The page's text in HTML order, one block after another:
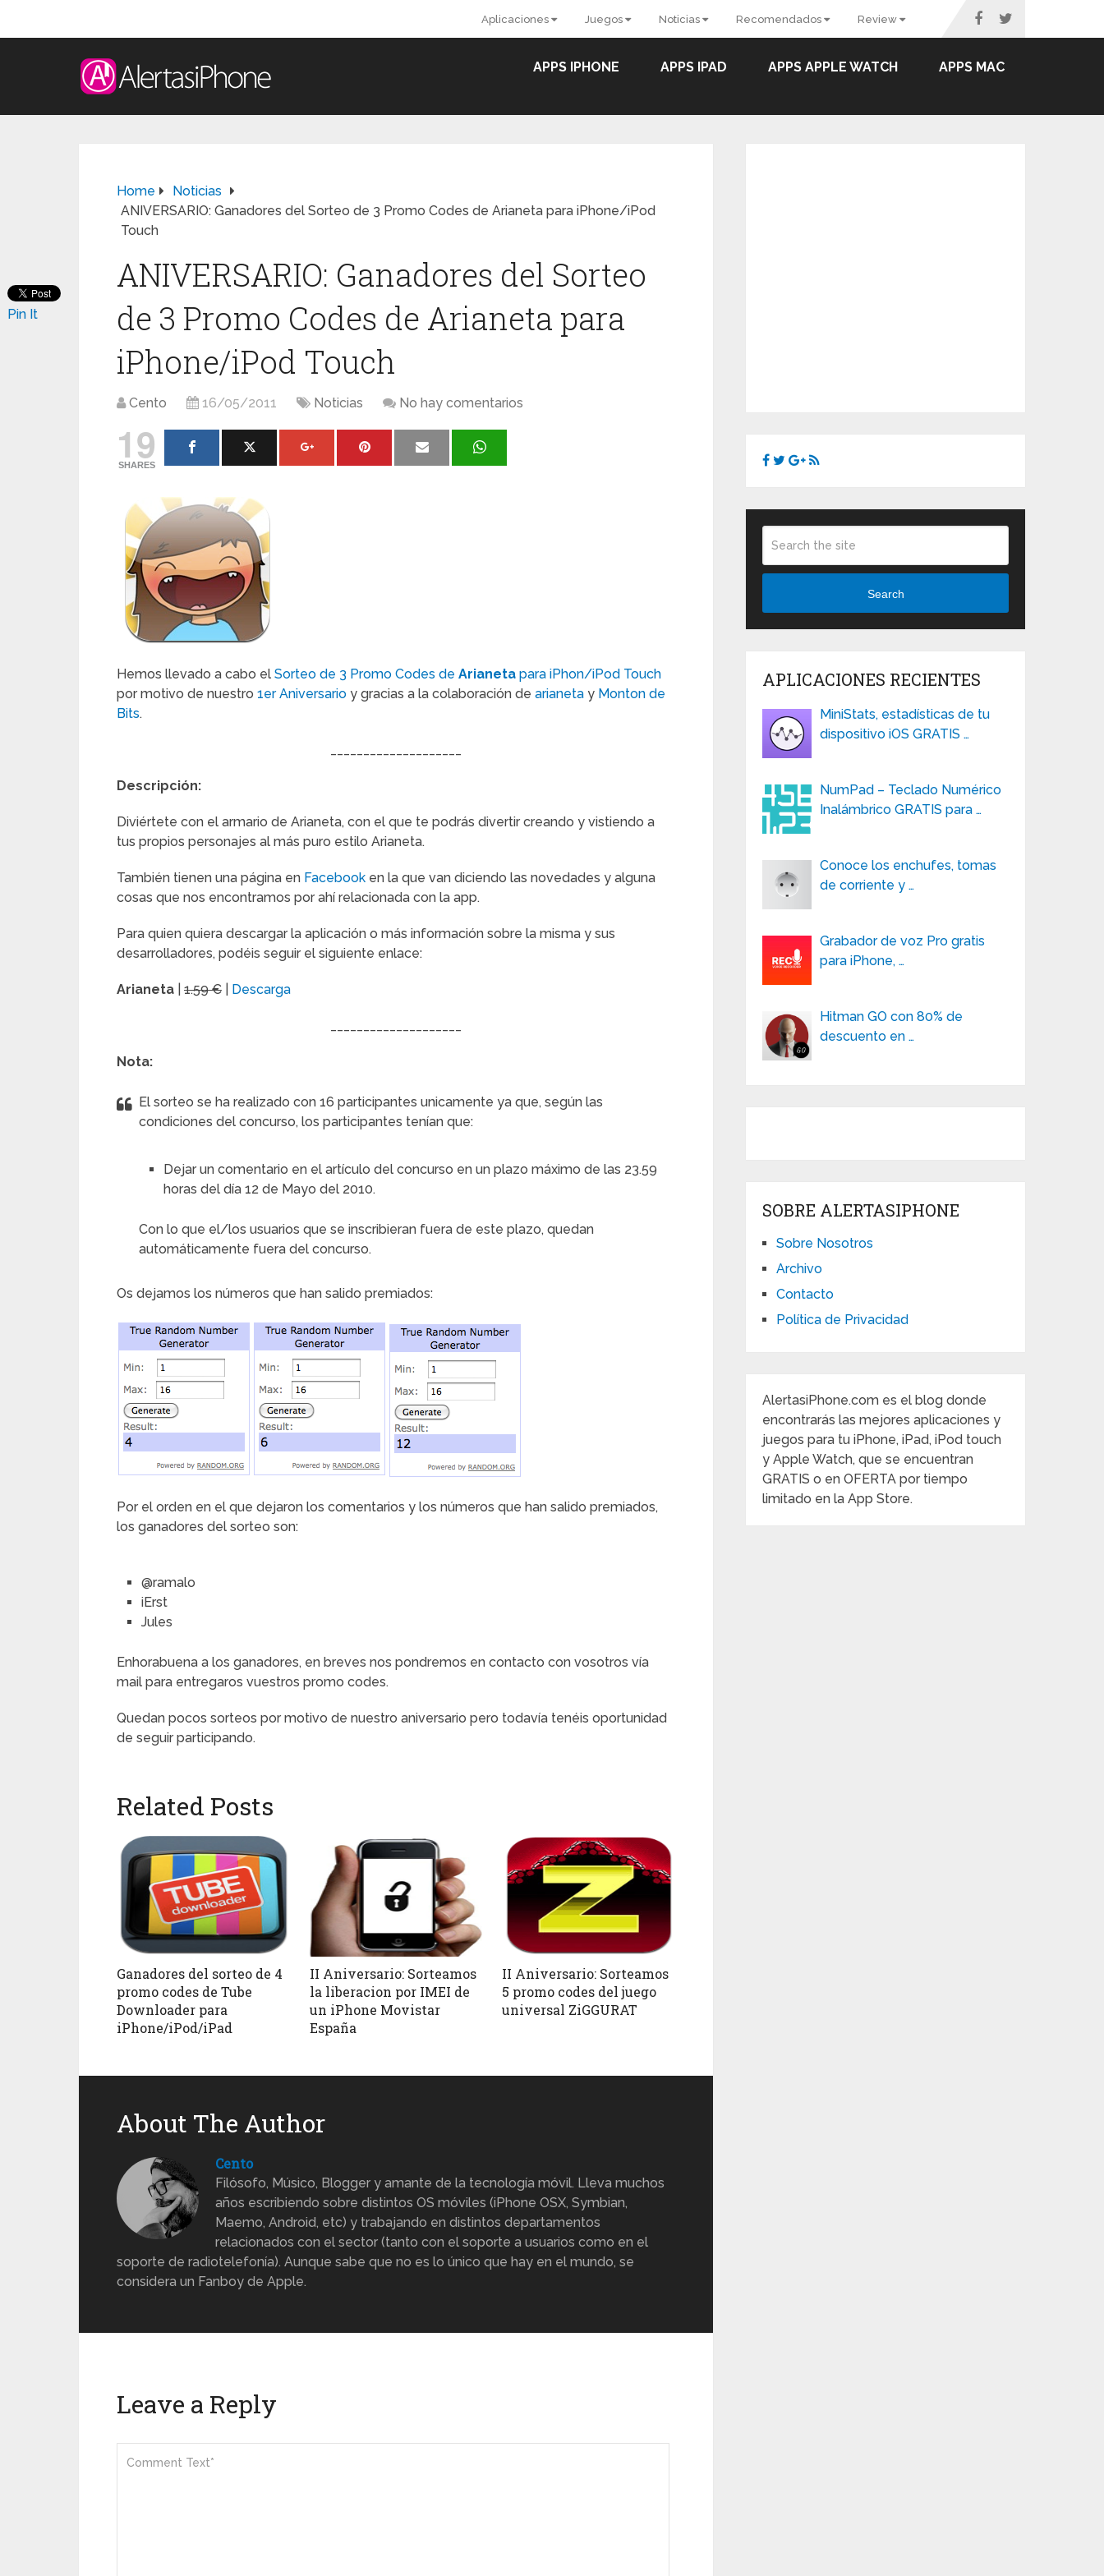
Aplicaciones Juegos Noticias Recomendados Review
APPS IPHONE APPS IPAD APPS APPLE WATCH APPS MAC
Home
Noticias
ANIVERSARIO: Ganadores del Sorteo de 3 Promo Codes de Arianeta para iPhone/iPod
Touch
ANIVERSARIO: Ganadores del Sorteo
de 3 Promo Codes de Arianeta para
iPhone/iPod Touch
Cento 16/05/2011 Noticias No hay comentarios
19
SHARES
Hemos llevado a cabo el Sorteo de 3 Promo Codes de Arianeta para iPhon/iPod Touch
por motivo de nuestro 1er Aniversario y gracias a la colaboración de arianeta y Monton de
Bits.
Descripción:
Diviértete con el armario de Arianeta, con el que te podrás divertir creando y vistiendo a
tus propios personajes al más puro estilo Arianeta.
También tienen una página en Facebook en la que van diciendo las novedades y alguna
cosas que nos encontramos por ahí relacionada con la app.
Para quien quiera descargar la aplicación o más información sobre la misma y sus
desarrolladores, podéis seguir el siguiente enlace:
Arianeta 1.59 € Descarga
Nota:
El sorteo se ha realizado con 16 participantes unicamente ya que, según las
condiciones del concurso, los participantes tenían que:
Dejar un comentario en el artículo del concurso en un plazo máximo de las 23.59
horas del día 12 de Mayo del 2010.
Con lo que el/los usuarios que se inscribieran fuera de este plazo, quedan
automáticamente fuera del concurso.
Os dejamos los números que han salido premiados:
Por el orden en el que dejaron los comentarios y los números que han salido premiados,
los ganadores del sorteo son:
@ramalo
iErst
Jules
Enhorabuena a los ganadores, en breves nos pondremos en contacto con vosotros vía
mail para entregaros vuestros promo codes.
Quedan pocos sorteos por motivo de nuestro aniversario pero todavía tenéis oportunidad
de seguir participando.
Pin It
Related Posts
Ganadores del sorteo de 4
promo codes de Tube
Downloader para
iPhone/iPod/iPad
II Aniversario: Sorteamos
la liberacion por IMEI de
un iPhone Movistar
España
II Aniversario: Sorteamos
5 promo codes del juego
universal ZiGGURAT
About The Author
Cento
Filósofo, Músico, Blogger y amante de la tecnología móvil. Lleva muchos
años escribiendo sobre distintos OS móviles (iPhone OSX, Symbian,
Maemo, Android, etc) y trabajando en distintos departamentos
relacionados con el sector (tanto con el soporte a usuarios como en el
soporte de radiotelefonía). Aunque sabe que no es lo único que hay en el mundo, se
considera un Fanboy de Apple.
Leave a Reply
Search
APLICACIONES RECIENTES
MiniStats, estadísticas de tu
dispositivo iOS GRATIS …
NumPad – Teclado Numérico
Inalámbrico GRATIS para …
Conoce los enchufes, tomas
de corriente y …
Grabador de voz Pro gratis
para iPhone, …
Hitman GO con 80% de
descuento en …
SOBRE ALERTASIPHONE
Sobre Nosotros
Archivo
Contacto
Política de Privacidad
AlertasiPhone.com es el blog donde
encontrarás las mejores aplicaciones y
juegos para tu iPhone, iPad, iPod touch
y Apple Watch, que se encuentran
GRATIS o en OFERTA por tiempo
limitado en la App Store.